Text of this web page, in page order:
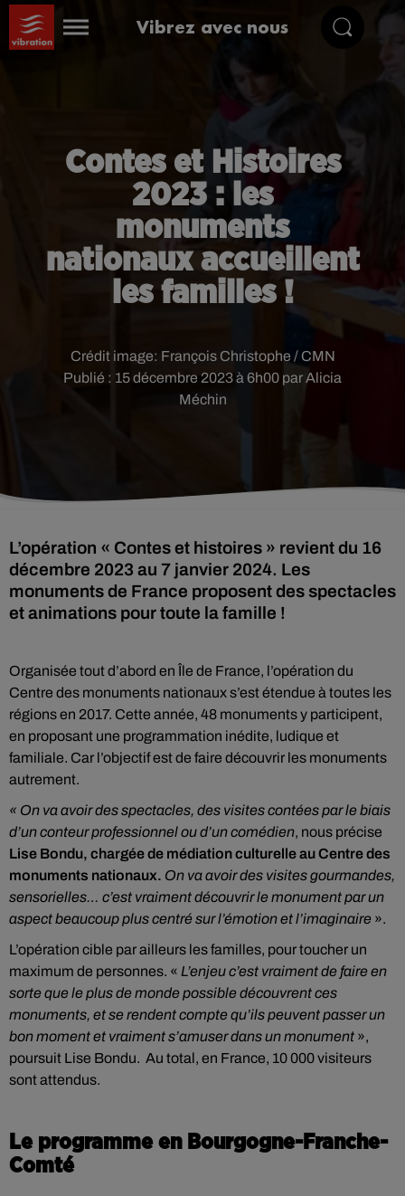
Vibrez avec nous
Contes et Histoires
2023 : les
monuments
nationaux accueillent
les familles !
Publié : 15 décembre 2023 à 6h00 par Alicia
Méchin
Crédit image: François Christophe / CMN
L’opération « Contes et histoires » revient du 16
décembre 2023 au 7 janvier 2024. Les
monuments de France proposent des spectacles
et animations pour toute la famille !
Organisée tout d’abord en Île de France, l’opération du
Centre des monuments nationaux s’est étendue à toutes les
régions en 2017. Cette année, 48 monuments y participent,
en proposant une programmation inédite, ludique et
familiale. Car l’objectif est de faire découvrir les monuments
autrement.
« On va avoir des spectacles, des visites contées par le biais
d’un conteur professionnel ou d’un comédien, nous précise
Lise Bondu, chargée de médiation culturelle au Centre des
monuments nationaux. On va avoir des visites gourmandes,
sensorielles… c’est vraiment découvrir le monument par un
aspect beaucoup plus centré sur l’émotion et l’imaginaire ».
L’opération cible par ailleurs les familles, pour toucher un
maximum de personnes. « L’enjeu c’est vraiment de faire en
sorte que le plus de monde possible découvrent ces
monuments, et se rendent compte qu’ils peuvent passer un
bon moment et vraiment s’amuser dans un monument »,
poursuit Lise Bondu. Au total, en France, 10 000 visiteurs
sont attendus.
Le programme en Bourgogne-Franche-
Comté